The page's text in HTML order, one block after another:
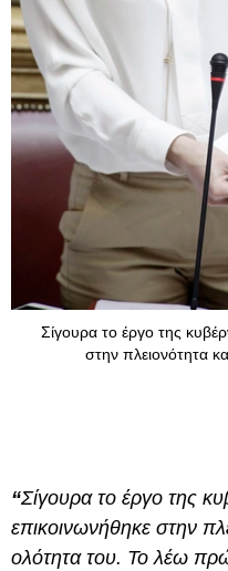
Σίγουρα το έργο της
στην πλειονότητα
“Σίγουρα το έργο της
επικοινωνήθηκε στην
ολότητα του. Το λέω